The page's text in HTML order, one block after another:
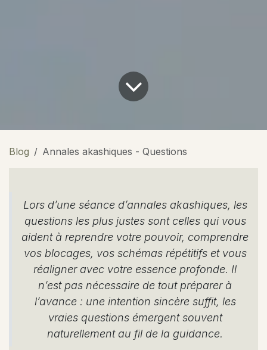
Blog Annales akashiques - Questions
Lors d’une séance d’annales akashiques, les
questions les plus justes sont celles qui vous
aident à reprendre votre pouvoir, comprendre
vos blocages, vos schémas répétitifs et vous
réaligner avec votre essence profonde. Il
n’est pas nécessaire de tout préparer à
l’avance : une intention sincère suffit, les
vraies questions émergent souvent
naturellement au fil de la guidance.